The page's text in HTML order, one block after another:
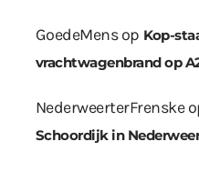
GoedeMensop Kop-
vrachtwagenbrand op
NederweerterFrenske
Schoordijk in